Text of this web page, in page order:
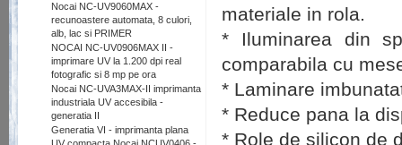
Nocai NC-UV9060MAX -
recunoastere automata, 8 culori,
alb, lac si PRIMER
NOCAI NC-UV0906MAX II -
imprimare UV la 1.200 dpi real
fotografic si 8 mp pe ora
Nocai NC-UVA3MAX-II imprimanta
industriala UV accesibila -
generatia II
Generatia VI - imprimanta plana
materiale in rola.
* Iluminarea din
comparabila cu
* Laminare
* Reduce pana la
* Role de silicon de